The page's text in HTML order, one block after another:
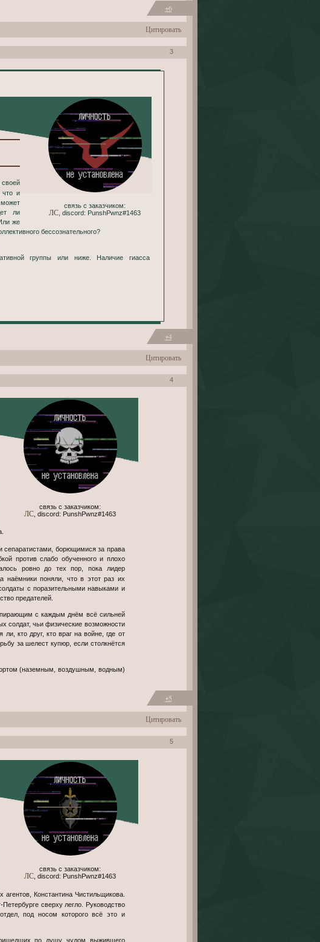
+6
Цитировать
3
ЛС, discord: PunshPwnz#1463
своей
что и
может
ли
же
бессознательного?
группы или ниже. Наличие гиасса
+4
Цитировать
4
ЛС, discord: PunshPwnz#1463
сепаратистами, борющимися за права
против слабо обученного и плохо
ровно до тех пор, пока лидер
наёмники поняли, что в этот раз их
с поразительными навыками и
предателей.
с каждым днём всё сильней
солдат, чьи физические возможности
кто друг, кто враг на войне, где от
за шелест купюр, если столкнётся
(наземным, воздушным, водным)
+5
Цитировать
5
ЛС, discord: PunshPwnz#1463
Константина Чистильщикова.
сверху легло. Руководство
под носом которого всё это и
по душу чудом выжившего